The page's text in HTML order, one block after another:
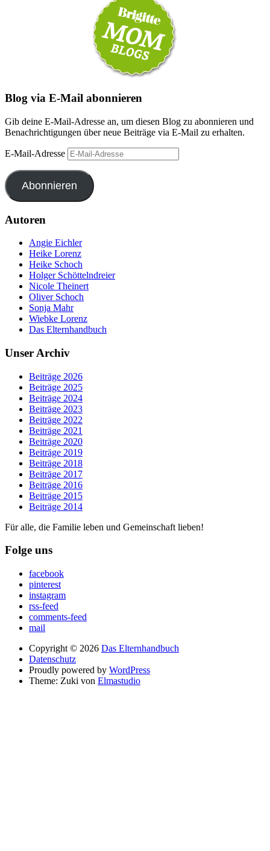
Blog via E-Mail abonnieren
Gib deine E-Mail-Adresse an, um diesen Blog zu abonnieren und
Benachrichtigungen über neue Beiträge via E-Mail zu erhalten.
E-Mail-Adresse
Abonnieren
Autoren
Angie Eichler
Heike Lorenz
Heike Schoch
Holger Schöttelndreier
Nicole Theinert
Oliver Schoch
Sonja Mahr
Wiebke Lorenz
Das Elternhandbuch
Unser Archiv
Beiträge 2026
Beiträge 2025
Beiträge 2024
Beiträge 2023
Beiträge 2022
Beiträge 2021
Beiträge 2020
Beiträge 2019
Beiträge 2018
Beiträge 2017
Beiträge 2016
Beiträge 2015
Beiträge 2014
Für alle, die Familie leben und Gemeinschaft lieben!
Folge uns
facebook
pinterest
instagram
rss-feed
comments-feed
mail
Copyright © 2026 Das Elternhandbuch
Datenschutz
Proudly powered by WordPress
Theme: Zuki von Elmastudio